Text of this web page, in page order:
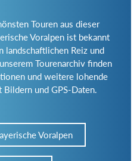
Touren aus dieser
Voralpen ist bekannt
landschaftlichen Reiz und
Tourenarchiv finden
und weitere lohende
und GPS-Daten.
Voralpen